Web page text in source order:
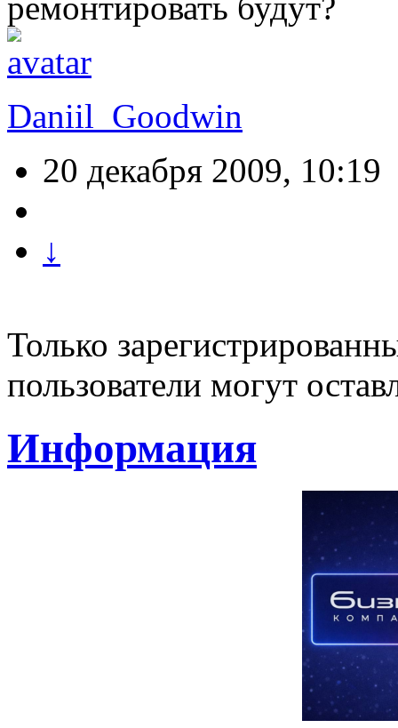
ремонтировать будут?
Daniil_Goodwin
20 декабря 2009, 10:19
↓
Только
пользователи могут
Информация